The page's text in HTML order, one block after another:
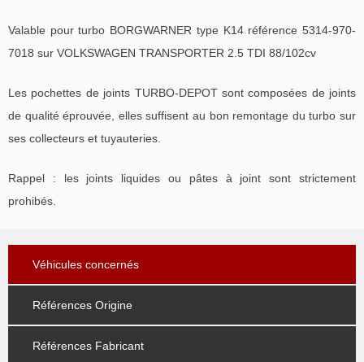
Valable pour turbo BORGWARNER type K14 référence 5314-970-
7018 sur VOLKSWAGEN TRANSPORTER 2.5 TDI 88/102cv
Les pochettes de joints TURBO-DEPOT sont composées de joints
de qualité éprouvée, elles suffisent au bon remontage du turbo sur
ses collecteurs et tuyauteries.
Rappel : les joints liquides ou pâtes à joint sont strictement
prohibés.
Véhicules concernés
Références Origine
Références Fabricant